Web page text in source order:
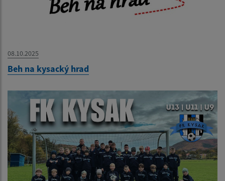
08.10.2025
Beh na kysacký hrad